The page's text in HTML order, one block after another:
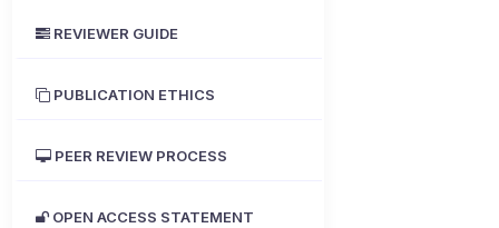
REVIEWER GUIDE
PUBLICATION ETHICS
PEER REVIEW PROCESS
OPEN ACCESS STATEMENT